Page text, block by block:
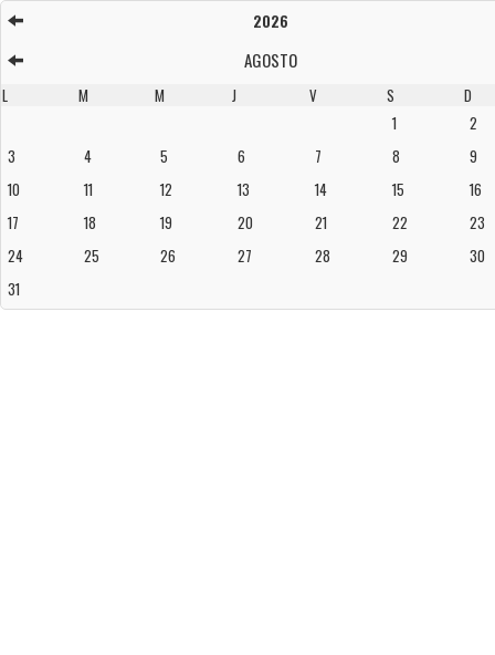
2026
AGOSTO
L M M J V S
D
1
2
3
4 5 6 7 8
9
10
11 12 13 14 15
16
17
18 19 20 21 22
23
24
25 26 27 28 29
30
31